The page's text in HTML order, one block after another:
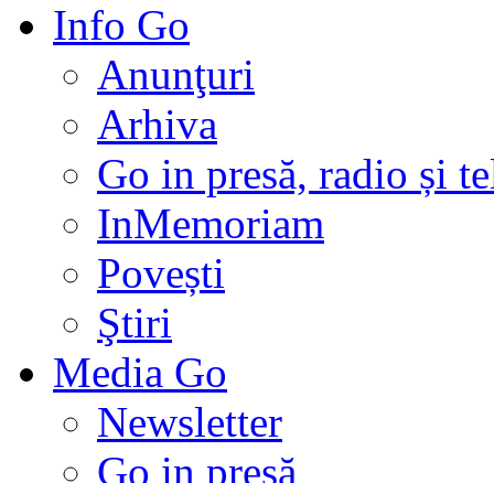
Info Go
Anunţuri
Arhiva
Go in presă, radio și
InMemoriam
Povești
Ştiri
Media Go
Newsletter
Go in presă